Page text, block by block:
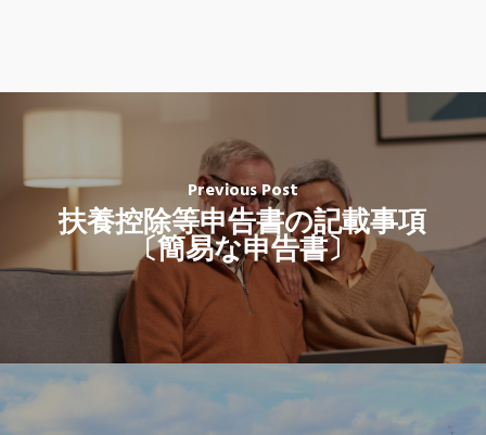
Previous Post
扶養控除等申告書の記載事項
〔簡易な申告書〕